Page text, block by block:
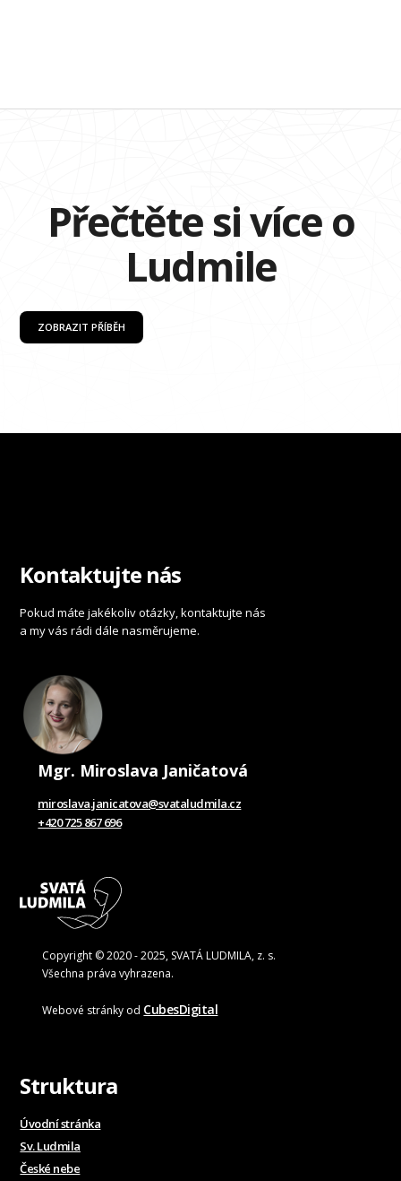
Přečtěte si více o
Ludmile
ZOBRAZIT PŘÍBĚH
Kontaktujte nás
Pokud máte jakékoliv otázky, kontaktujte nás
a my vás rádi dále nasměrujeme.
Mgr. Miroslava Janičatová
miroslava.janicatova@svataludmila.cz
+420 725 867 696
Copyright © 2020 - 2025, SVATÁ LUDMILA, z. s.
Všechna práva vyhrazena.
Webové stránky od CubesDigital
Struktura
Úvodní stránka
Sv. Ludmila
České nebe